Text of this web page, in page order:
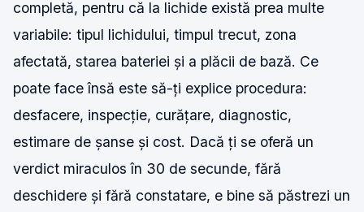
completă, pentru că la lichide există prea multe
variabile: tipul lichidului, timpul trecut, zona
afectată, starea bateriei și a plăcii de bază. Ce
poate face însă este să-ți explice procedura:
desfacere, inspecție, curățare, diagnostic,
estimare de șanse și cost. Dacă ți se oferă un
verdict miraculos în 30 de secunde, fără
deschidere și fără constatare, e bine să păstrezi un